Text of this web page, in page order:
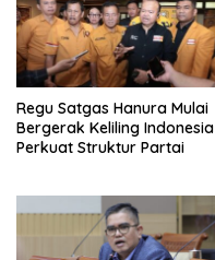
Regu Satgas Hanura Mulai
Bergerak Keliling Indonesia
Perkuat Struktur Partai